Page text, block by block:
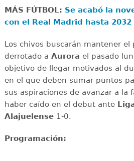
MÁS FÚTBOL: Se acabó la
con el Real Madrid hasta 2032
Los chivos buscarán mantener el
derrotado a Aurora el pasado
objetivo de llegar motivados al
en el que deben sumar puntos
sus aspiraciones de avanzar a la
haber caído en el debut ante
Alajuelense1-0.
Programación: